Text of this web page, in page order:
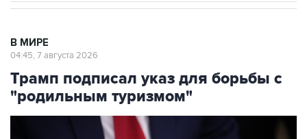
В МИРЕ
04:45, 7 августа 2026
Трамп подписал указ для борьбы с
"родильным туризмом"